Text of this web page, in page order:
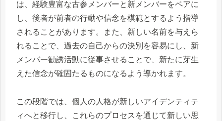
は、経験豊富な古参メンバーと新メンバーをペアに
し、後者が前者の行動や信念を模範とするよう指導
されることがあります。また、新しい名前を与えら
れることで、過去の自己からの決別を容易にし、新
メンバー勧誘活動に従事させることで、新たに芽生
えた信念が確固たるものになるよう導かれます。
この段階では、個人の人格が新しいアイデンティテ
ィへと移行し、これらのプロセスを通じて新しい思